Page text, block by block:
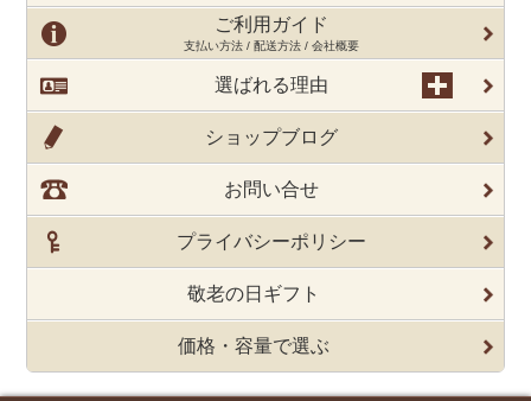
ご利用ガイド
支払い方法 / 配送方法 / 会社概要
選ばれる理由
ショップブログ
お問い合せ
プライバシーポリシー
敬老の日ギフト
価格・容量で選ぶ